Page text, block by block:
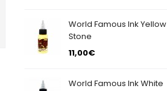
World Famous Ink Yellow
Stone
11,00€
World Famous Ink White